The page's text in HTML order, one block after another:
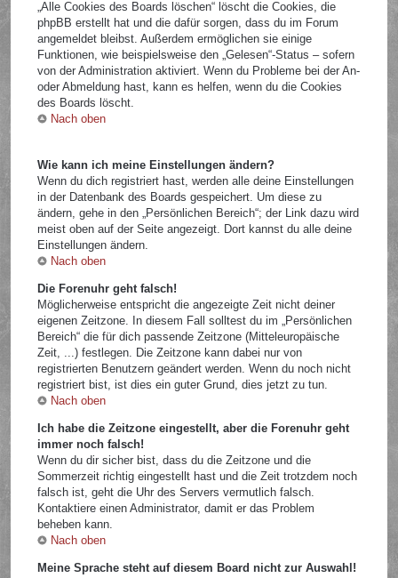
„Alle Cookies des Boards löschen“ löscht die Cookies, die
phpBB erstellt hat und die dafür sorgen, dass du im Forum
angemeldet bleibst. Außerdem ermöglichen sie einige
Funktionen, wie beispielsweise den „Gelesen“-Status – sofern
von der Administration aktiviert. Wenn du Probleme bei der An-
oder Abmeldung hast, kann es helfen, wenn du die Cookies
des Boards löscht.
Nach oben
Wie kann ich meine Einstellungen ändern?
Wenn du dich registriert hast, werden alle deine Einstellungen
in der Datenbank des Boards gespeichert. Um diese zu
ändern, gehe in den „Persönlichen Bereich“; der Link dazu wird
meist oben auf der Seite angezeigt. Dort kannst du alle deine
Einstellungen ändern.
Nach oben
Die Forenuhr geht falsch!
Möglicherweise entspricht die angezeigte Zeit nicht deiner
eigenen Zeitzone. In diesem Fall solltest du im „Persönlichen
Bereich“ die für dich passende Zeitzone (Mitteleuropäische
Zeit, ...) festlegen. Die Zeitzone kann dabei nur von
registrierten Benutzern geändert werden. Wenn du noch nicht
registriert bist, ist dies ein guter Grund, dies jetzt zu tun.
Nach oben
Ich habe die Zeitzone eingestellt, aber die Forenuhr geht
immer noch falsch!
Wenn du dir sicher bist, dass du die Zeitzone und die
Sommerzeit richtig eingestellt hast und die Zeit trotzdem noch
falsch ist, geht die Uhr des Servers vermutlich falsch.
Kontaktiere einen Administrator, damit er das Problem
beheben kann.
Nach oben
Meine Sprache steht auf diesem Board nicht zur Auswahl!